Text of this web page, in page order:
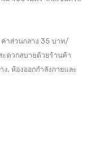
ค่าส่วนกลาง 35 บาท/
ะดวกสบายด้วยร้านค้า
, ห้องออกกำลังกายและ